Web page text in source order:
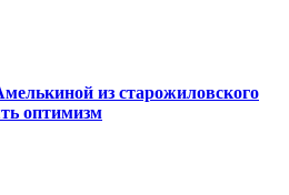
из старожиловского
оптимизм